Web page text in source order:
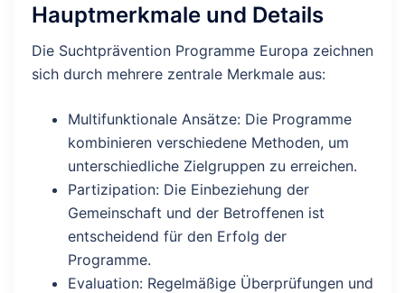
Hauptmerkmale und Details
Die Suchtprävention Programme Europa zeichnen
sich durch mehrere zentrale Merkmale aus:
Multifunktionale Ansätze: Die Programme
kombinieren verschiedene Methoden, um
unterschiedliche Zielgruppen zu erreichen.
Partizipation: Die Einbeziehung der
Gemeinschaft und der Betroffenen ist
entscheidend für den Erfolg der
Programme.
Evaluation: Regelmäßige Überprüfungen und